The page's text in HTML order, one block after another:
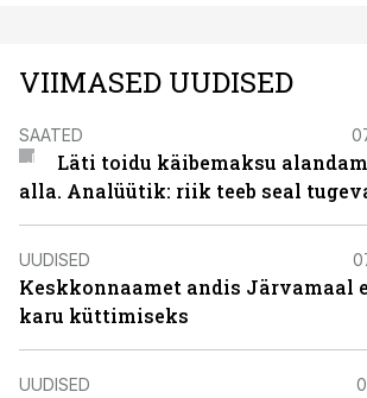
VIIMASED UUDISED
SAATED
Läti toidu käibemaksu
alla. Analüütik: riik teeb seal
UUDISED
Keskkonnaamet andis Järvamaal
karu küttimiseks
UUDISED